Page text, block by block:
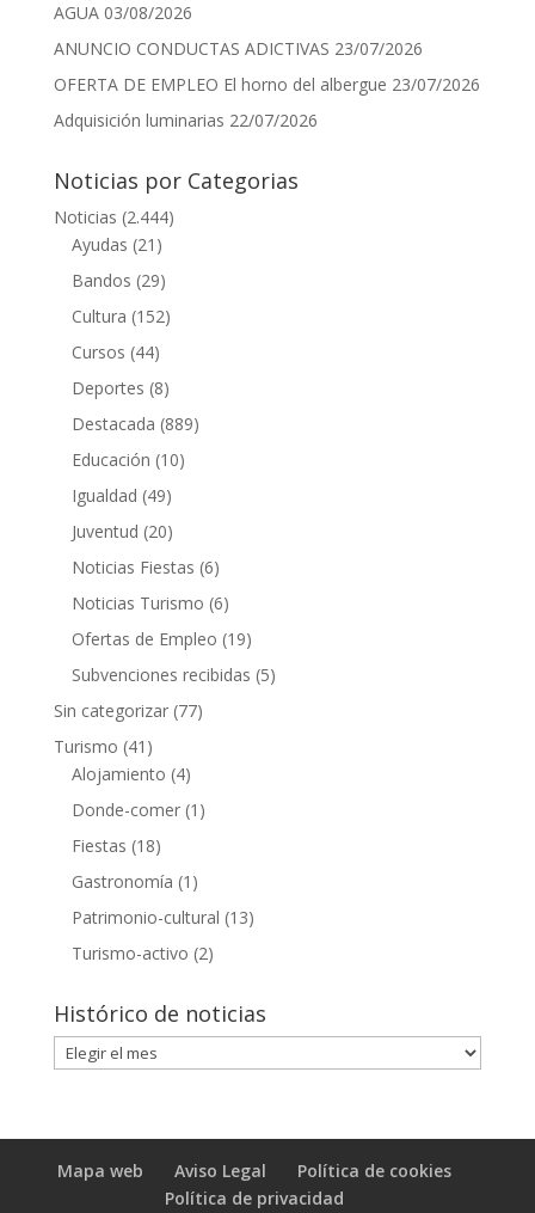
AGUA 03/08/2026
ANUNCIO CONDUCTAS ADICTIVAS 23/07/2026
OFERTA DE EMPLEO El horno del albergue 23/07/2026
Adquisición luminarias 22/07/2026
Noticias por Categorias
Noticias (2.444)
Ayudas (21)
Bandos (29)
Cultura (152)
Cursos (44)
Deportes (8)
Destacada (889)
Educación (10)
Igualdad (49)
Juventud (20)
Noticias Fiestas (6)
Noticias Turismo (6)
Ofertas de Empleo (19)
Subvenciones recibidas (5)
Sin categorizar(77)
Turismo (41)
Alojamiento (4)
Donde-comer(1)
Fiestas (18)
Gastronomía (1)
Patrimonio-cultural (13)
Turismo-activo (2)
Histórico de noticias
Histórico
de
Mapa web Aviso Legal
Política de cookies
Política de privacidad